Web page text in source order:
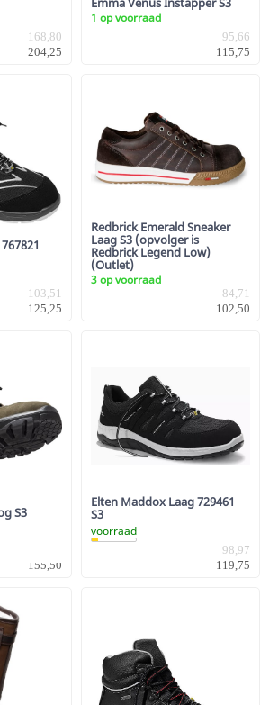
168,80
204,25
1 op voorraad
95,66
115,75
103,51
125,25
Redbrick Emerald Sneaker
Laag S3 (opvolger is
Redbrick Legend Low)
(Outlet)
3 op voorraad
84,71
102,50
S3
155,50
Elten Maddox Laag 729461
S3
voorraad
98,97
119,75